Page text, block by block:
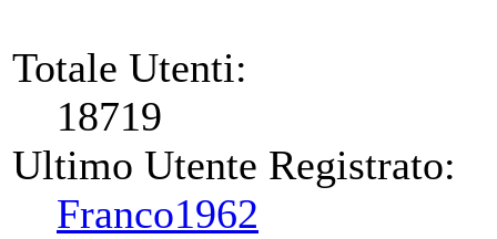
Totale Utenti:
18719
Ultimo Utente Registrato:
Franco1962